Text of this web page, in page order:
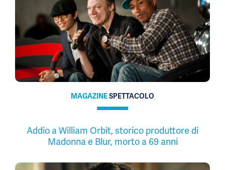
MAGAZINESPETTACOLO
Addio a William Orbit, storico produttore di
Madonna e Blur, morto a 69 anni